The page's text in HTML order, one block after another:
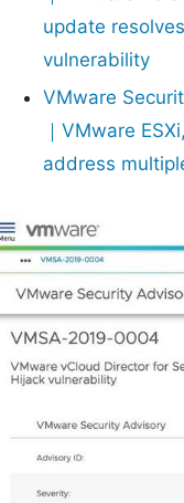
update
vulnerability
VMware
｜VMware
address